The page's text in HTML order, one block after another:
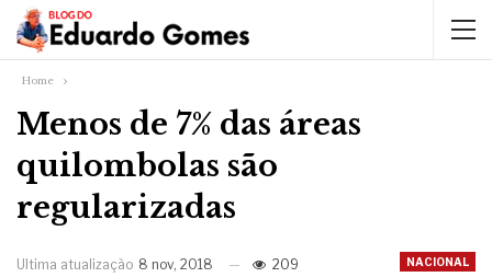
Home
Menos de 7% das áreas
quilombolas são
regularizadas
NACIONAL
Ultima atualização 8 nov, 2018 209